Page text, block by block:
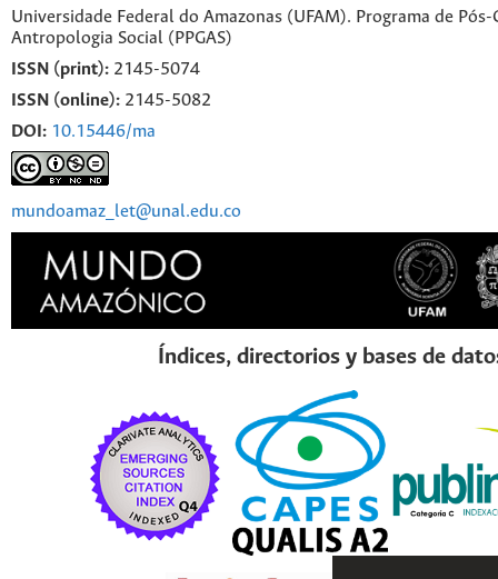
Universidade Federal do Amazonas (UFAM). Programa de Pós-
Antropologia Social (PPGAS)
ISSN (print): 2145-5074
ISSN (online): 2145-5082
DOI: 10.15446/ma
mundoamaz_let@unal.edu.co
Índices, directorios y bases de